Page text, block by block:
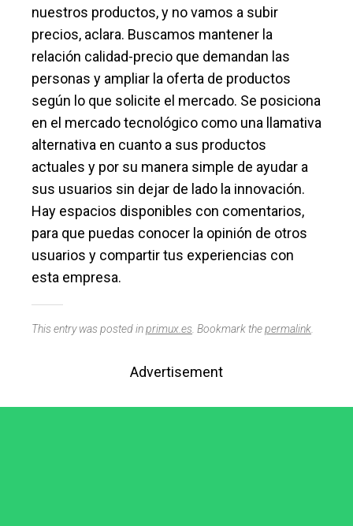
nuestros productos, y no vamos a subir
precios, aclara. Buscamos mantener la
relación calidad-precio que demandan las
personas y ampliar la oferta de productos
según lo que solicite el mercado. Se posiciona
en el mercado tecnológico como una llamativa
alternativa en cuanto a sus productos
actuales y por su manera simple de ayudar a
sus usuarios sin dejar de lado la innovación.
Hay espacios disponibles con comentarios,
para que puedas conocer la opinión de otros
usuarios y compartir tus experiencias con
esta empresa.
This entry was posted inprimux.es . Bookmark thepermalink
Advertisement